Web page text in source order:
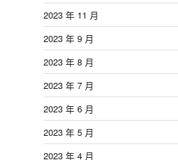
2023 年 11 月
2023 年 9 月
2023 年 8 月
2023 年 7 月
2023 年 6 月
2023 年 5 月
2023 年 4 月